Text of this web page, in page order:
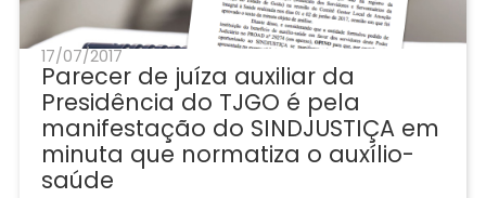
17/07/2017
Parecer de juíza auxiliar da
Presidência do TJGO é pela
manifestação do SINDJUSTIÇA em
minuta que normatiza o auxílio-
saúde